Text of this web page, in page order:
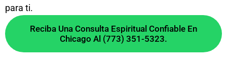
para ti.
Reciba Una Consulta Espiritual Confiable En
Chicago Al (773) 351-5323.